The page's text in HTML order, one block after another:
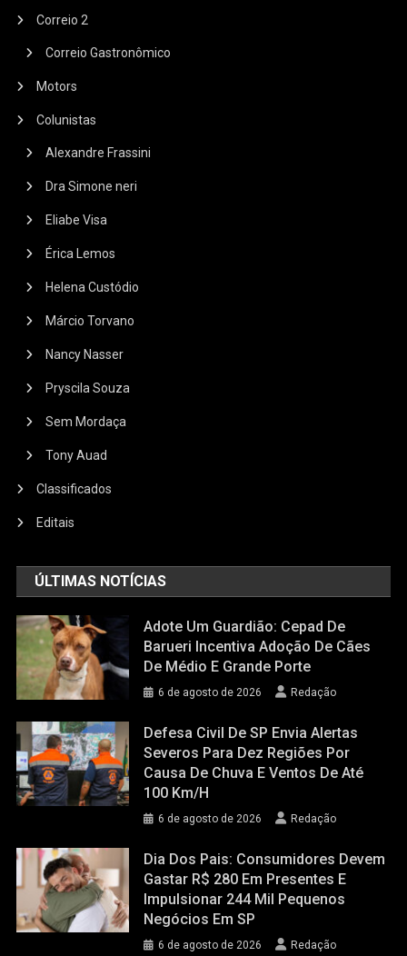
Correio 2
Correio Gastronômico
Motors
Colunistas
Alexandre Frassini
Dra Simone neri
Eliabe Visa
Érica Lemos
Helena Custódio
Márcio Torvano
Nancy Nasser
Pryscila Souza
Sem Mordaça
Tony Auad
Classificados
Editais
ÚLTIMAS NOTÍCIAS
Adote Um Guardião: Cepad De
Barueri Incentiva Adoção De Cães
De Médio E Grande Porte
6 de agosto de 2026 Redação
Defesa Civil De SP Envia Alertas
Severos Para Dez Regiões Por
Causa De Chuva E Ventos De Até
100 Km/h
6 de agosto de 2026 Redação
Dia Dos Pais: Consumidores Devem
Gastar R$ 280 Em Presentes E
Impulsionar 244 Mil Pequenos
Negócios Em SP
6 de agosto de 2026 Redação